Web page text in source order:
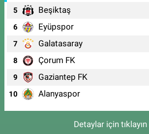
5 Beşiktaş
6 Eyüpspor
7 Galatasaray
8 Çorum FK
9 Gaziantep FK
10 Alanyaspor
Detaylar için tıklayın